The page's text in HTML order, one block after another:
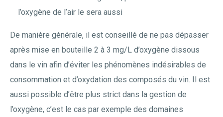
l’oxygène de l’air le sera aussi
De manière générale, il est conseillé de ne pas dépasser
après mise en bouteille 2 à 3 mg/L d’oxygène dissous
dans le vin afin d’éviter les phénomènes indésirables de
consommation et d’oxydation des composés du vin. Il est
aussi possible d’être plus strict dans la gestion de
l’oxygène, c’est le cas par exemple des domaines